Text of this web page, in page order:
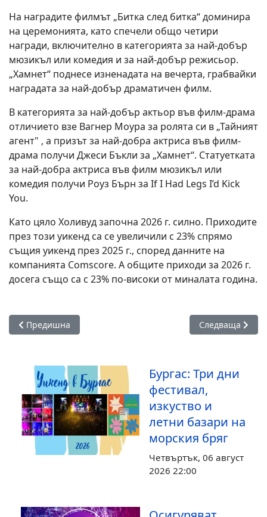
На наградите филмът „Битка след битка“ доминира
на церемонията, като спечели общо четири
награди, включително в категорията за най-добър
мюзикъл или комедия и за най-добър режисьор.
„Хамнет“ поднесе изненадата на вечерта, грабвайки
наградата за най-добър драматичен филм.
В категорията за най-добър актьор във филм-драма
отличието взе Вагнер Моура за ролята си в „Тайният
агент" , а призът за най-добра актриса във филм-
драма получи Джеси Бъкли за „Хамнет“. Статуетката
за най-добра актриса във филм мюзикъл или
комедия получи Роуз Бърн за If I Had Legs I’d Kick
You.
Като цяло Холивуд започна 2026 г. силно. Приходите
през този уикенд са се увеличили с 23% спрямо
същия уикенд през 2025 г., според данните на
компанията Comscore. А общите приходи за 2026 г.
досега също са с 23% по-високи от миналата година.
Предишна статия: Рядко явление: Езерото Балатон
Предишна Следваща
Следваща
Бургас: Три дни
фестивал,
изкуство и
летни базари на
морския бряг
Четвъртък, 06 август
2026 22:00